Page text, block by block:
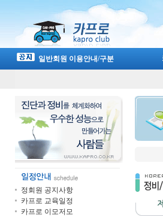
일반회원 이용안내/구분
정회원 공지사항
카프로 교육일정
카프로 이모저모